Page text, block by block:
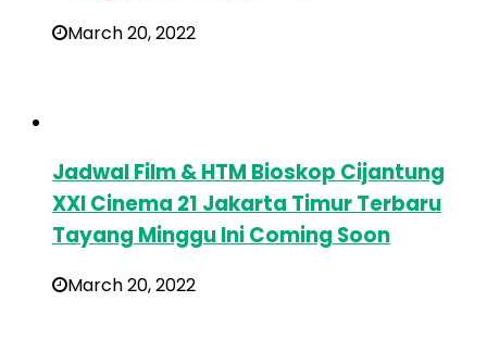
March 20, 2022
Jadwal Film & HTM Bioskop Cijantung
XXI Cinema 21 Jakarta Timur Terbaru
Tayang Minggu Ini Coming Soon
March 20, 2022